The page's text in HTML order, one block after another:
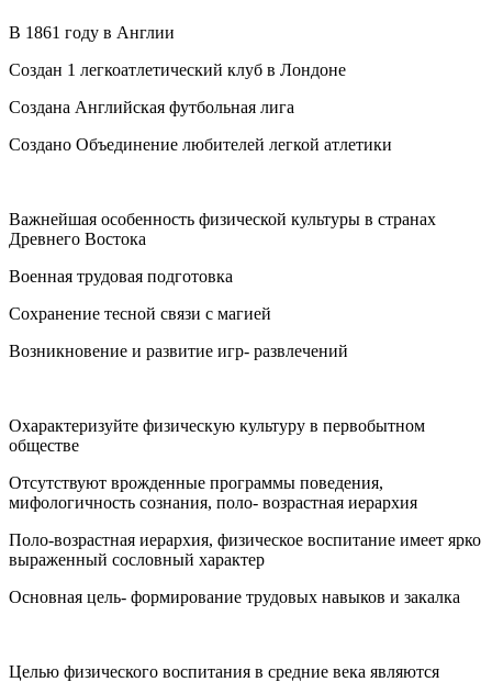
В 1861 году в Англии
Создан 1 легкоатлетический клуб в Лондоне
Создана Английская футбольная лига
Создано Объединение любителей легкой атлетики
Важнейшая особенность физической культуры в странах
Древнего Востока
Военная трудовая подготовка
Сохранение тесной связи с магией
Возникновение и развитие игр- развлечений
Охарактеризуйте физическую культуру в первобытном
обществе
Отсутствуют врожденные программы поведения,
мифологичность сознания, поло- возрастная иерархия
Поло-возрастная иерархия, физическое воспитание имеет ярко
выраженный сословный характер
Основная цель- формирование трудовых навыков и закалка
Целью физического воспитания в средние века являются